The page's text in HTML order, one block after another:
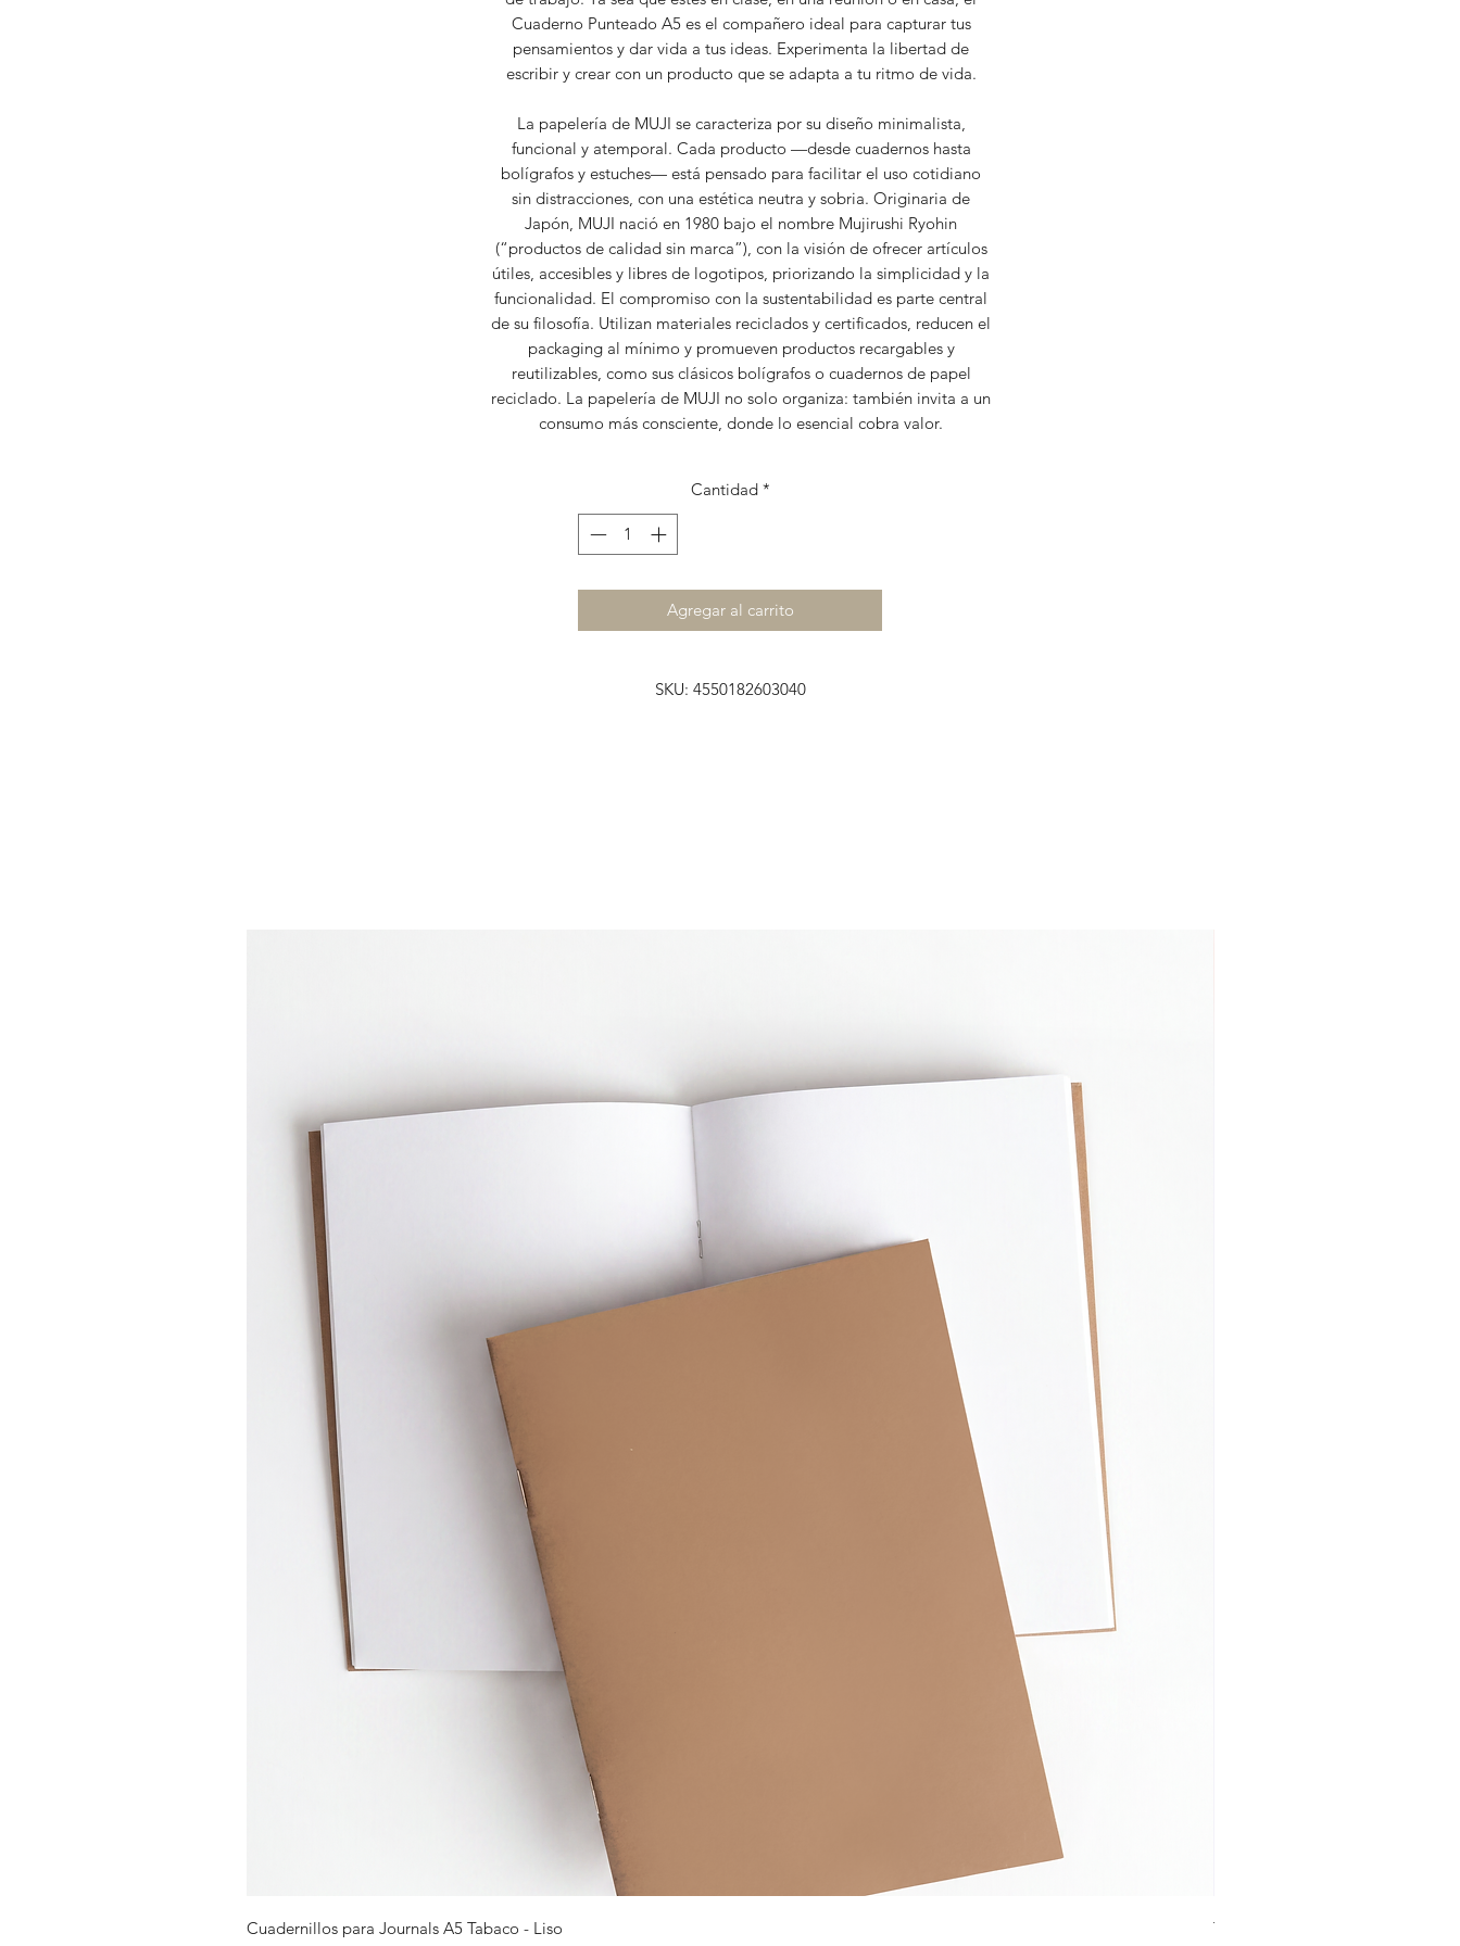
Cuaderno Punteado A5 es el compañero ideal para capturar tus
pensamientos y dar vida a tus ideas. Experimenta la libertad de
escribir y crear con un producto que se adapta a tu ritmo de vida.
La papelería de MUJI se caracteriza por su diseño minimalista,
funcional y atemporal. Cada producto —desde cuadernos hasta
bolígrafos y estuches— está pensado para facilitar el uso cotidiano
sin distracciones, con una estética neutra y sobria. Originaria de
Japón, MUJI nació en 1980 bajo el nombre Mujirushi Ryohin
(“productos de calidad sin marca”), con la visión de ofrecer artículos
útiles, accesibles y libres de logotipos, priorizando la simplicidad y la
funcionalidad. El compromiso con la sustentabilidad es parte central
de su filosofía. Utilizan materiales reciclados y certificados, reducen el
packaging al mínimo y promueven productos recargables y
reutilizables, como sus clásicos bolígrafos o cuadernos de papel
reciclado. La papelería de MUJI no solo organiza: también invita a un
consumo más consciente, donde lo esencial cobra valor.
Cantidad *
Agregar al carrito
SKU: 4550182603040
Cuadernillos para Journals A5 Tabaco - Liso Tarjetas De Saludo Rayas - Pack x